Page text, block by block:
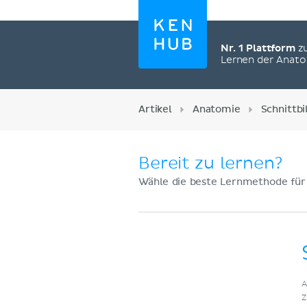
Nr. 1 Plattform
Lernen der
Artikel Anatomie
Bereit zu lernen?
Wähle die beste Lernmethode für